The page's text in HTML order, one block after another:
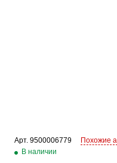
Арт. 9500006779
Похожие
В наличии